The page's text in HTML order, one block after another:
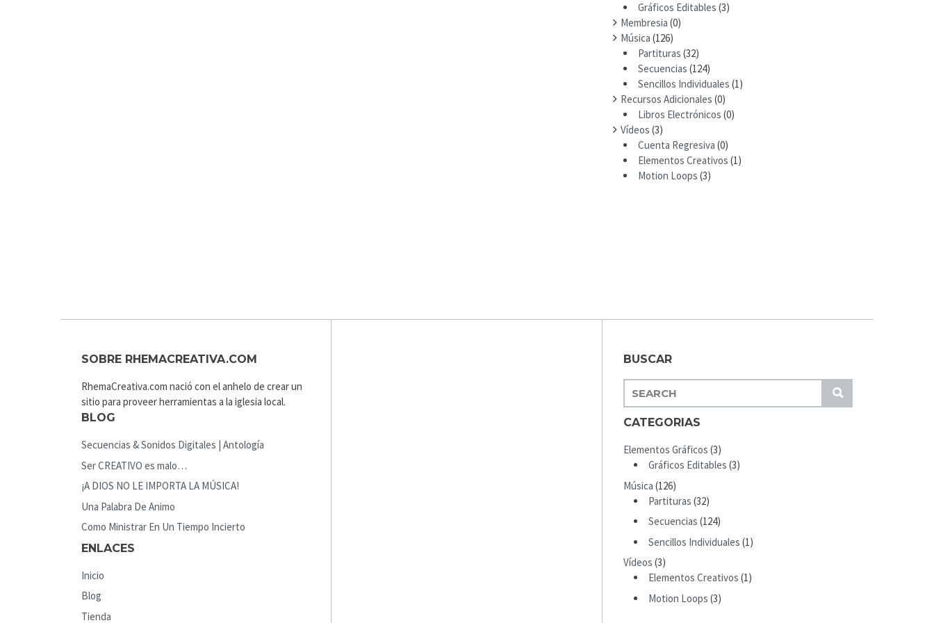
Gráficos Editables (3)
Membresia (0)
Música (126)
Partituras (32)
Secuencias (124)
Sencillos Individuales (1)
Recursos Adicionales (0)
Libros Electrónicos (0)
Vídeos (3)
Cuenta Regresiva (0)
Elementos Creativos (1)
Motion Loops (3)
SOBRE RHEMACREATIVA.COM
RhemaCreativa.com nació con el anhelo de crear un
sitio para proveer herramientas a la iglesia local.
BLOG
Secuencias & Sonidos Digitales | Antología
Ser CREATIVO es malo…
¡A DIOS NO LE IMPORTA LA MÚSICA!
Una Palabra De Animo
Como Ministrar En Un Tiempo Incierto
ENLACES
Inicio
Blog
Tienda
BUSCAR
S
U
E
A
C
F
CATEGORIAS
Elementos Gráficos (3)
Gráficos Editables (3)
Música (126)
Partituras (32)
Secuencias (124)
Sencillos Individuales (1)
Vídeos (3)
Elementos Creativos (1)
Motion Loops (3)